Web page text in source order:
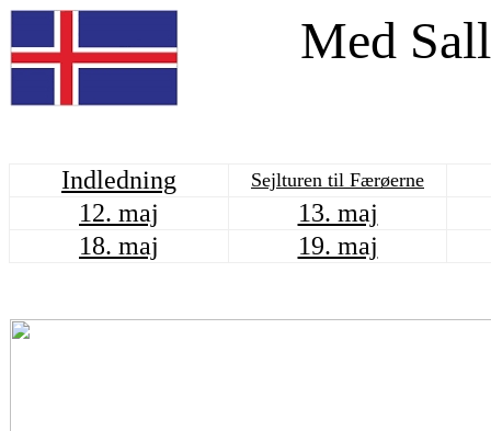
Med
Indledning Sejlturen til Færøerne
12. maj
13. maj
18. maj
19. maj